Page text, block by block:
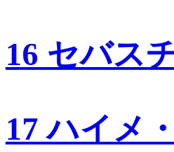
16 セバス
17 ハイメ